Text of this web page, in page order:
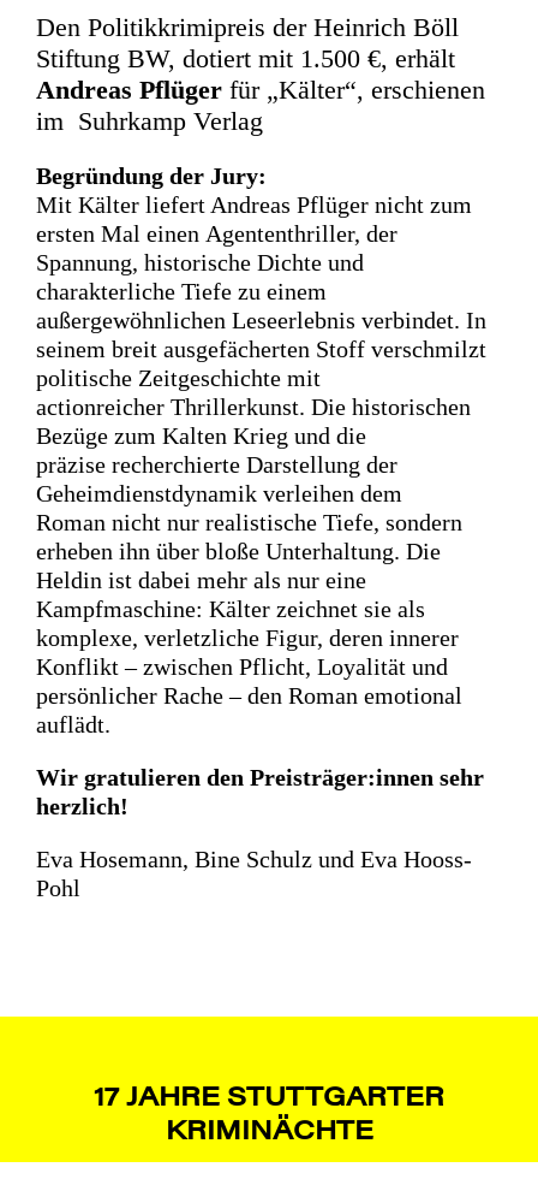
Den Politikkrimipreis der Heinrich Böll
Stiftung BW, dotiert mit 1.500 €, erhält
Andreas Pflüger für „Kälter“, erschienen
im Suhrkamp Verlag
Begründung der Jury:
Mit Kälter liefert Andreas Pflüger nicht zum
ersten Mal einen Agententhriller, der
Spannung, historische Dichte und
charakterliche Tiefe zu einem
außergewöhnlichen Leseerlebnis verbindet. In
seinem breit ausgefächerten Stoff verschmilzt
politische Zeitgeschichte mit
actionreicher Thrillerkunst. Die historischen
Bezüge zum Kalten Krieg und die
präzise recherchierte Darstellung der
Geheimdienstdynamik verleihen dem
Roman nicht nur realistische Tiefe, sondern
erheben ihn über bloße Unterhaltung. Die
Heldin ist dabei mehr als nur eine
Kampfmaschine: Kälter zeichnet sie als
komplexe, verletzliche Figur, deren innerer
Konflikt – zwischen Pflicht, Loyalität und
persönlicher Rache – den Roman emotional
auflädt.
Wir gratulieren den Preisträger:innen sehr
herzlich!
Eva Hosemann, Bine Schulz und Eva Hooss-
Pohl
17 JAHRE STUTTGARTER
KRIMINÄCHTE